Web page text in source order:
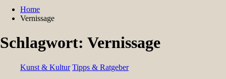
Home
Vernissage
Schlagwort: Vernissage
Kunst & Kultur Tipps & Ratgeber